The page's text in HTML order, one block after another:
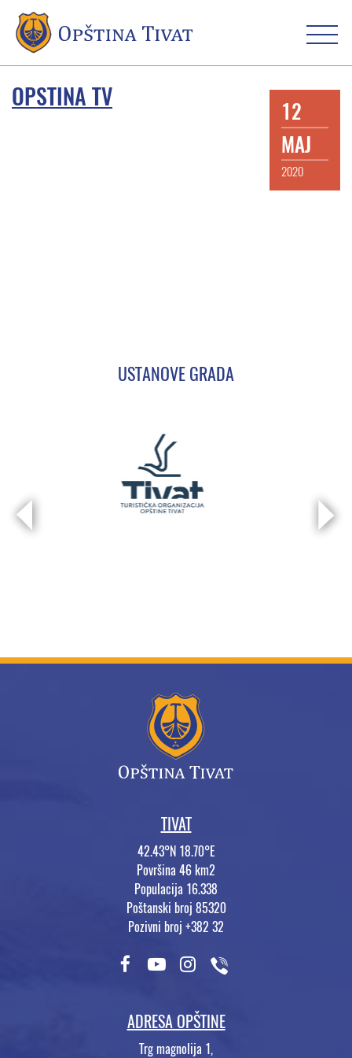
OPSTINA TV
12
MAJ
2020
USTANOVE GRADA
TIVAT
42.43°N 18.70°E
Površina 46 km2
Populacija 16.338
Poštanski broj 85320
Pozivni broj +382 32
ADRESA OPŠTINE
Trg magnolija 1,